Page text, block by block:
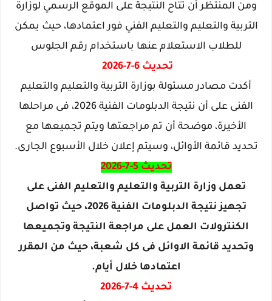
ومن المنتظر أن تُتاح النتيجة على الموقع الرسمي لوزارة
التربية والتعليم والتعليم الفني فور اعتمادها، حيث يمكن
للطلاب الاستعلام عنها باستخدام رقم الجلوس
تحديث 6-7-2026
أكدت مصادر مسئولة بوزارة التربية والتعليم والتعليم
الفنى على أن نتيجة الدبلومات الفنية 2026، فى مراحلها
الأخيرة، موضحة أن تم مراجعتها ويتم تجميعها مع
تحديد قائمة الأوائل، وسيتم إعلان خلال الأسبوع الجارى.
تحديث 5-7-2026
تعمل وزارة التربية والتعليم والتعليم الفنى على
تجهيز نتيجة الدبلومات الفنية 2026، حيث تواصل
الكنترولات العمل على مراجعة النتيجة وتجميعها
وتحديد قائمة الاوائل فى كل شعبة، حيث من المقرر
اعتمادها خلال أيام.
تحديث 4-7-2026